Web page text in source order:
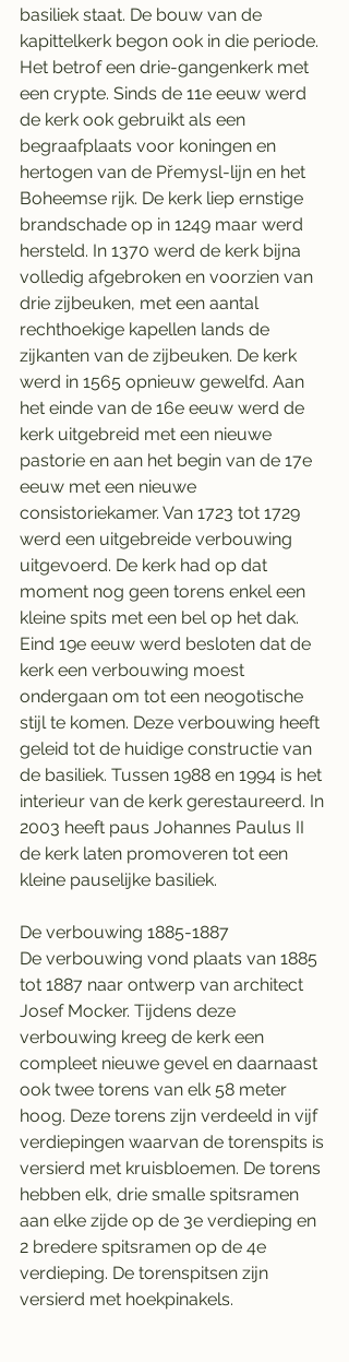
basiliek staat. De bouw van de
kapittelkerk begon ook in die periode.
Het betrof een drie-gangenkerk met
een crypte. Sinds de 11e eeuw werd
de kerk ook gebruikt als een
begraafplaats voor koningen en
hertogen van de Přemysl-lijn en het
Boheemse rijk. De kerk liep ernstige
brandschade op in 1249 maar werd
hersteld. In 1370 werd de kerk bijna
volledig afgebroken en voorzien van
drie zijbeuken, met een aantal
rechthoekige kapellen lands de
zijkanten van de zijbeuken. De kerk
werd in 1565 opnieuw gewelfd. Aan
het einde van de 16e eeuw werd de
kerk uitgebreid met een nieuwe
pastorie en aan het begin van de 17e
eeuw met een nieuwe
consistoriekamer. Van 1723 tot 1729
werd een uitgebreide verbouwing
uitgevoerd. De kerk had op dat
moment nog geen torens enkel een
kleine spits met een bel op het dak.
Eind 19e eeuw werd besloten dat de
kerk een verbouwing moest
ondergaan om tot een neogotische
stijl te komen. Deze verbouwing heeft
geleid tot de huidige constructie van
de basiliek. Tussen 1988 en 1994 is het
interieur van de kerk gerestaureerd. In
2003 heeft paus Johannes Paulus II
de kerk laten promoveren tot een
kleine pauselijke basiliek.
De verbouwing 1885-1887
De verbouwing vond plaats van 1885
tot 1887 naar ontwerp van architect
Josef Mocker. Tijdens deze
verbouwing kreeg de kerk een
compleet nieuwe gevel en daarnaast
ook twee torens van elk 58 meter
hoog. Deze torens zijn verdeeld in vijf
verdiepingen waarvan de torenspits is
versierd met kruisbloemen. De torens
hebben elk, drie smalle spitsramen
aan elke zijde op de 3e verdieping en
2 bredere spitsramen op de 4e
verdieping. De torenspitsen zijn
versierd met hoekpinakels.